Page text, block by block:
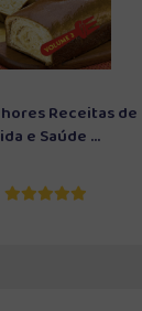
Receitas de
e Saúde ...